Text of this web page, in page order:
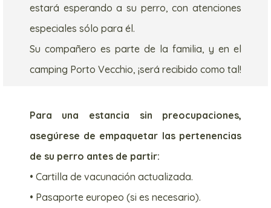
estará esperando a su perro, con atenciones
especiales sólo para él.
Su compañero es parte de la familia, y en el
camping Porto Vecchio, ¡será recibido como tal!
Para una estancia sin preocupaciones,
asegúrese de empaquetar las pertenencias
de su perro antes de partir:
• Cartilla de vacunación actualizada.
• Pasaporte europeo (si es necesario).